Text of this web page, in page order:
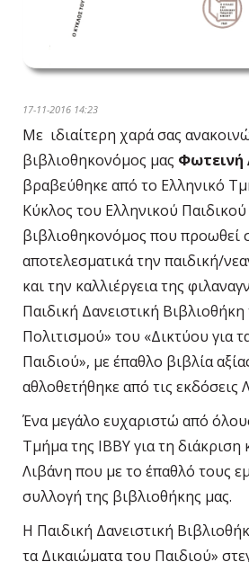
17-11-2016 14:23
Με ιδιαίτερη χαρά σας
βιβλιοθηκονόμος μας Φωτεινή
βραβεύθηκε από το Ελληνικό
Κύκλος του Ελληνικού
βιβλιοθηκονόμος που προωθεί
αποτελεσματικά την παιδική/
και την καλλιέργεια της
Παιδική Δανειστική
Πολιτισμού» του «Δικτύου για
Παιδιού», με έπαθλο βιβλία
αθλοθετήθηκε από τις εκδόσεις
Ένα μεγάλο ευχαριστώ από
Τμήμα της IBBY για τη διάκριση
Λιβάνη που με το έπαθλό τους
συλλογή της βιβλιοθήκης μας.
Η Παιδική Δανειστική
τα Δικαιώματα του Παιδιού»